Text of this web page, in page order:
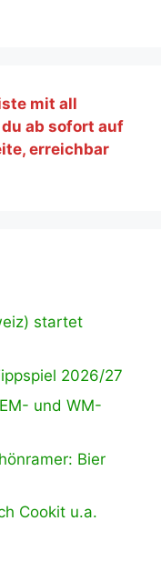
mit all
ab sofort auf
erreichbar
startet
2026/27
und WM-
Bier
Cookit u.a.